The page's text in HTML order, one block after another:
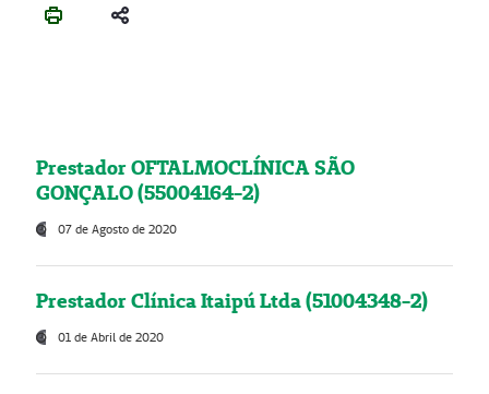
Prestador OFTALMOCLÍNICA SÃO
GONÇALO (55004164-2)
07 de Agosto de 2020
Prestador Clínica Itaipú Ltda (51004348-2)
01 de Abril de 2020